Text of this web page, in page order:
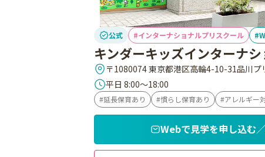
公式 インターナショナルプリスクール
キンダーキッズインターナ
〒1080074 東京都港区高輪4-10-31品川プ
平日 8:00～18:00
延長保育あり 慣らし保育あり アレルギー
Webで見学を申し込む